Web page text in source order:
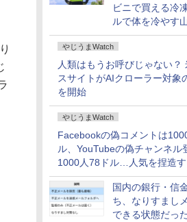
ビニで買える冷
ルで体を冷やす
ストがロードバ
どいい【ぼっち
ど！その14】
やじうまWatch
人類はもうお呼びじゃない？
スサイトがAIクローラー対象
を開始
やじうまWatch
Facebookの偽コメントは
ル、YouTubeの偽チャンネル
1000人78ドル…人気を捏造す
価格リストが公開中
国内の銀行・信
ち、なりすまし
できる状態だっ